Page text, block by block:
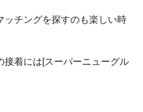
ッチングを探すのも楽しい時
着には[スーパーニューグル